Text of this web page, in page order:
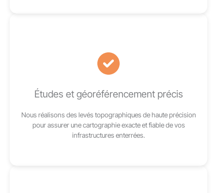
Études et géoréférencement précis
Nous réalisons des levés topographiques de haute précision
pour assurer une cartographie exacte et fiable de vos
infrastructures enterrées.